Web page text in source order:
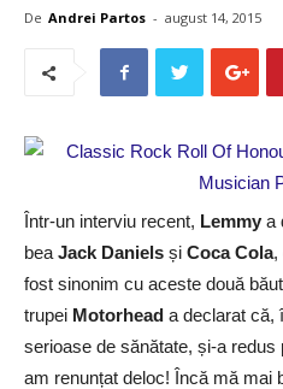
De Andrei Partos - august 14, 2015
Într-un interviu recent, Lemmy a
bea Jack Daniels și Coca Cola,
fost sinonim cu aceste două
trupei Motorhead a declarat că,
serioase de sănătate, și-a redus
am renunțat deloc! Încă mă mai